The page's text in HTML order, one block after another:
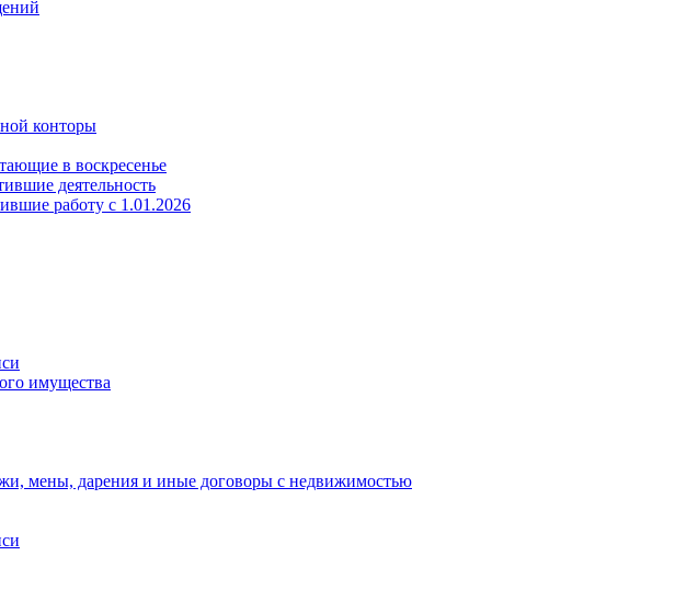
конторы
в воскресенье
деятельность
работу с 1.01.2026
имущества
мены, дарения и иные договоры с недвижимостью